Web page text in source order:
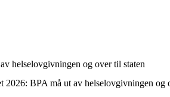
Engasjer deg
Bli assistent
helselovgivningen og over til staten
2026: BPA må ut av helselovgivningen og